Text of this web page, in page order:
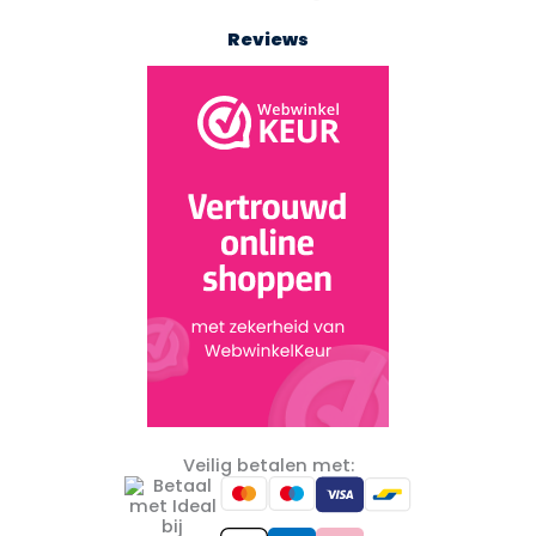
Reviews
Veilig betalen met: